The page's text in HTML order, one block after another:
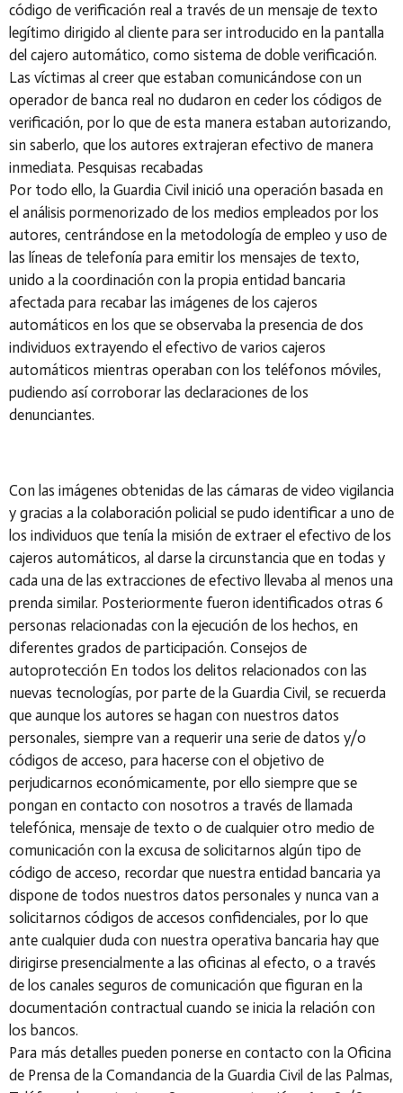
código de verificación real a través de un mensaje de texto
legítimo dirigido al cliente para ser introducido en la pantalla
del cajero automático, como sistema de doble verificación.
Las víctimas al creer que estaban comunicándose con un
operador de banca real no dudaron en ceder los códigos de
verificación, por lo que de esta manera estaban autorizando,
sin saberlo, que los autores extrajeran efectivo de manera
inmediata. Pesquisas recabadas
Por todo ello, la Guardia Civil inició una operación basada en
el análisis pormenorizado de los medios empleados por los
autores, centrándose en la metodología de empleo y uso de
las líneas de telefonía para emitir los mensajes de texto,
unido a la coordinación con la propia entidad bancaria
afectada para recabar las imágenes de los cajeros
automáticos en los que se observaba la presencia de dos
individuos extrayendo el efectivo de varios cajeros
automáticos mientras operaban con los teléfonos móviles,
pudiendo así corroborar las declaraciones de los
denunciantes.
Con las imágenes obtenidas de las cámaras de video vigilancia
y gracias a la colaboración policial se pudo identificar a uno de
los individuos que tenía la misión de extraer el efectivo de los
cajeros automáticos, al darse la circunstancia que en todas y
cada una de las extracciones de efectivo llevaba al menos una
prenda similar. Posteriormente fueron identificados otras 6
personas relacionadas con la ejecución de los hechos, en
diferentes grados de participación. Consejos de
autoprotección En todos los delitos relacionados con las
nuevas tecnologías, por parte de la Guardia Civil, se recuerda
que aunque los autores se hagan con nuestros datos
personales, siempre van a requerir una serie de datos y/o
códigos de acceso, para hacerse con el objetivo de
perjudicarnos económicamente, por ello siempre que se
pongan en contacto con nosotros a través de llamada
telefónica, mensaje de texto o de cualquier otro medio de
comunicación con la excusa de solicitarnos algún tipo de
código de acceso, recordar que nuestra entidad bancaria ya
dispone de todos nuestros datos personales y nunca van a
solicitarnos códigos de accesos confidenciales, por lo que
ante cualquier duda con nuestra operativa bancaria hay que
dirigirse presencialmente a las oficinas al efecto, o a través
de los canales seguros de comunicación que figuran en la
documentación contractual cuando se inicia la relación con
los bancos.
Para más detalles pueden ponerse en contacto con la Oficina
de Prensa de la Comandancia de la Guardia Civil de las Palmas,